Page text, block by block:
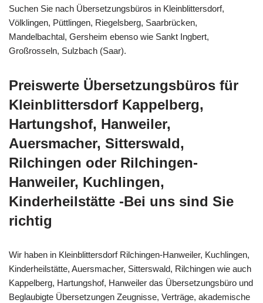
Suchen Sie nach Übersetzungsbüros in Kleinblittersdorf,
Völklingen, Püttlingen, Riegelsberg, Saarbrücken,
Mandelbachtal, Gersheim ebenso wie Sankt Ingbert,
Großrosseln, Sulzbach (Saar).
Preiswerte Übersetzungsbüros für
Kleinblittersdorf Kappelberg,
Hartungshof, Hanweiler,
Auersmacher, Sitterswald,
Rilchingen oder Rilchingen-
Hanweiler, Kuchlingen,
Kinderheilstätte -Bei uns sind Sie
richtig
Wir haben in Kleinblittersdorf Rilchingen-Hanweiler, Kuchlingen,
Kinderheilstätte, Auersmacher, Sitterswald, Rilchingen wie auch
Kappelberg, Hartungshof, Hanweiler das Übersetzungsbüro und
Beglaubigte Übersetzungen Zeugnisse, Verträge, akademische